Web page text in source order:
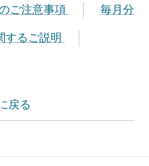
ご注意事項
毎月分
するご説明
戻る